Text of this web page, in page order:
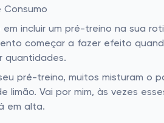
Consumo
incluir um pré-treino na sua
começar a fazer efeito
quantidades.
pré-treino, muitos misturam o
limão. Vai por mim, às vezes
em alta.